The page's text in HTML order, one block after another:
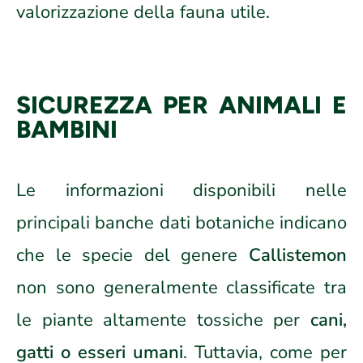
valorizzazione della fauna utile.
SICUREZZA PER ANIMALI E
BAMBINI
Le informazioni disponibili nelle
principali banche dati botaniche indicano
che le specie del genere Callistemon
non sono generalmente classificate tra
le piante altamente tossiche per cani,
gatti o esseri umani. Tuttavia, come per